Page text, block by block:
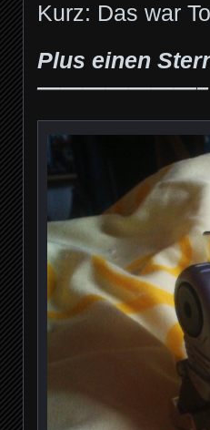
Kurz: Das war
Plus einen
———————–